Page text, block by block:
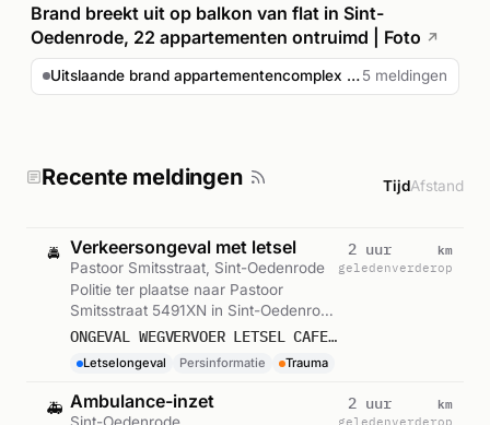
Brand breekt uit op balkon van flat in Sint-
Oedenrode, 22 appartementen ontruimd | Foto ↗
Uitslaande brand appartementencomplex Kasteellaan Sint-Oe...5 meldingen
Recente meldingen TijdAfstand
🚔 Verkeersongeval met letsel
Pastoor Smitsstraat, Sint-Oedenrode
Politie ter plaatse naar Pastoor
Smitsstraat 5491XN in Sint-Oedenrode
(ernstig letsel). Ingezet:
ONGEVAL WEGVERVOER LETSEL CAFE DE BEUK PASTOOR SMITSSTRAAT 5491XN SINT-OEDENRODE
Letselongeval Persinformatie Trauma
2 uur
geleden
km
verderop
🚑 Ambulance-inzet 2 uur km